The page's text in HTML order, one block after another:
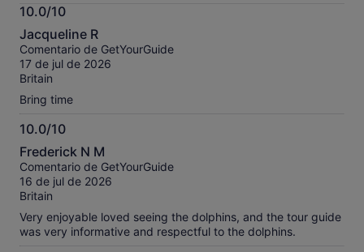
información
sobre
nuestros
comentarios
contrastados.
10.0/10
10.0
sobre
10
Jacqueline R
Comentario de GetYourGuide
17 de jul de 2026
Britain
Bring time
10.0/10
10.0
sobre
10
Frederick N M
Comentario de GetYourGuide
16 de jul de 2026
Britain
Very enjoyable loved seeing the dolphins, and the tour guide
was very informative and respectful to the dolphins.